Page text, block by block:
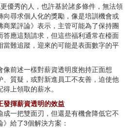
優秀的人，也許基於諸多條件，無法領
尋求個人化的獎勵，像是培訓機會或
業評論》表示，主管可能為了保持團
應這類請求，但這些福利通常在檯面
難追蹤，迎來的可能是表面數字的平
前述一樣對薪資透明度抱持正面想
質疑，或對新進員工不友善，迫使他
上領取的薪水。
發揮薪資透明的效益
一把雙面刃，但還是有機會降低它不
給了3個解決方案：